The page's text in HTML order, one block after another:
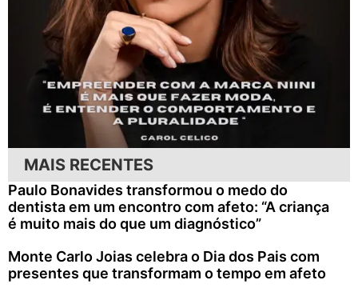
MAIS RECENTES
Paulo Bonavides transformou o medo do
dentista em um encontro com afeto: “A criança
é muito mais do que um diagnóstico”
Monte Carlo Joias celebra o Dia dos Pais com
presentes que transformam o tempo em afeto